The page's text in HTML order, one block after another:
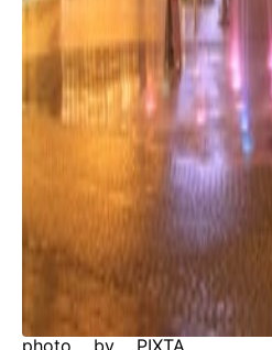
photo by PIXTA